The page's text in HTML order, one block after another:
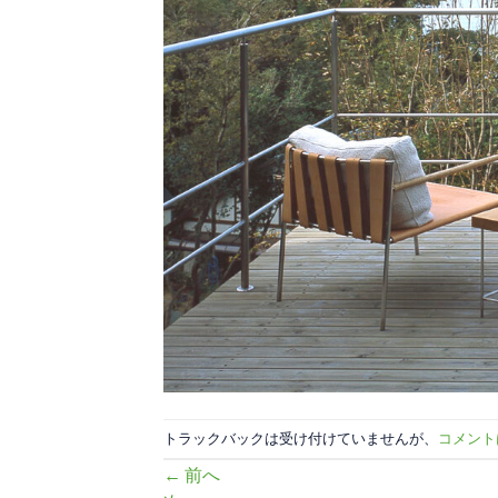
トラックバックは受け付けていませんが、 コメン
← 前へ